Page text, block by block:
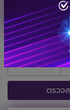
รางวัลที่ 1
xxxxxx
ตรวจ